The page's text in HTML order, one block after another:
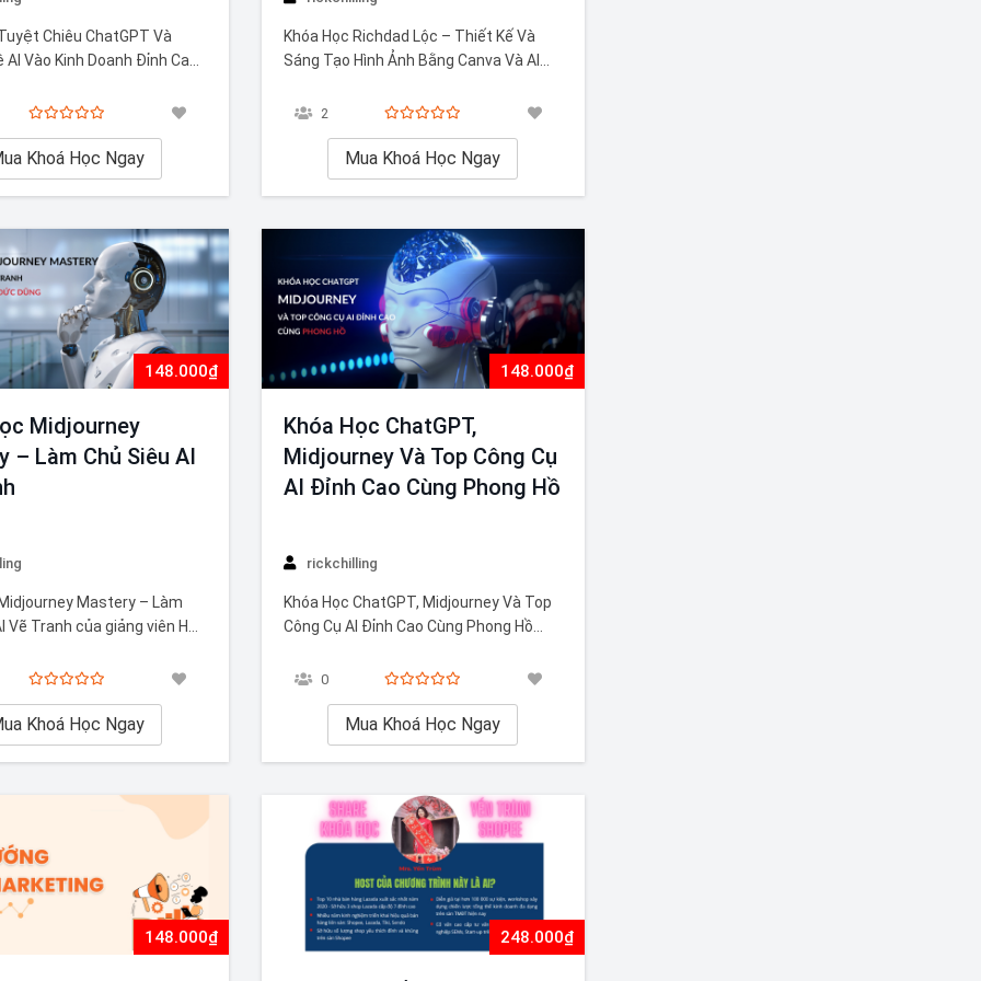
Chiêu ChatGPT Và
AI Vào Kinh Doanh Đỉnh Cao
Công Nghệ AI Vào Kinh
phá tiềm năng mạnh mẽ
kinh doanh.…
Khoá Học Ngay
Khóa Học Richdad Lộc – Thiết Kế Và
Sáng Tạo Hình Ảnh Bằng Canva Và AI
Sáng Tạo Hình Ảnh Bằng Canva và AI
họa một cách bài bản. Bạn sẽ học
cách…
2
Mua Khoá Học Ngay
148.000₫
Midjourney
– Làm Chủ Siêu AI
Mastery – Làm
Vẽ Tranh của giảng viên Hồ
Siêu AI Vẽ Tranh là chương
sâu và đầy đủ nhất về
Khoá Học Ngay
148.000₫
Khóa Học ChatGPT,
Midjourney Và Top Công Cụ
AI Đỉnh Cao Cùng Phong Hồ
rickchilling
Khóa Học ChatGPT, Midjourney Và Top
Công Cụ AI Đỉnh Cao Cùng Phong Hồ
cụ AI tiên tiến là vô cùng quan trọng.
Midjourney và các công cụ AI hàng đầu
do Phong Hồ hướng dẫn sẽ…
0
Mua Khoá Học Ngay
148.000₫ 248.000₫